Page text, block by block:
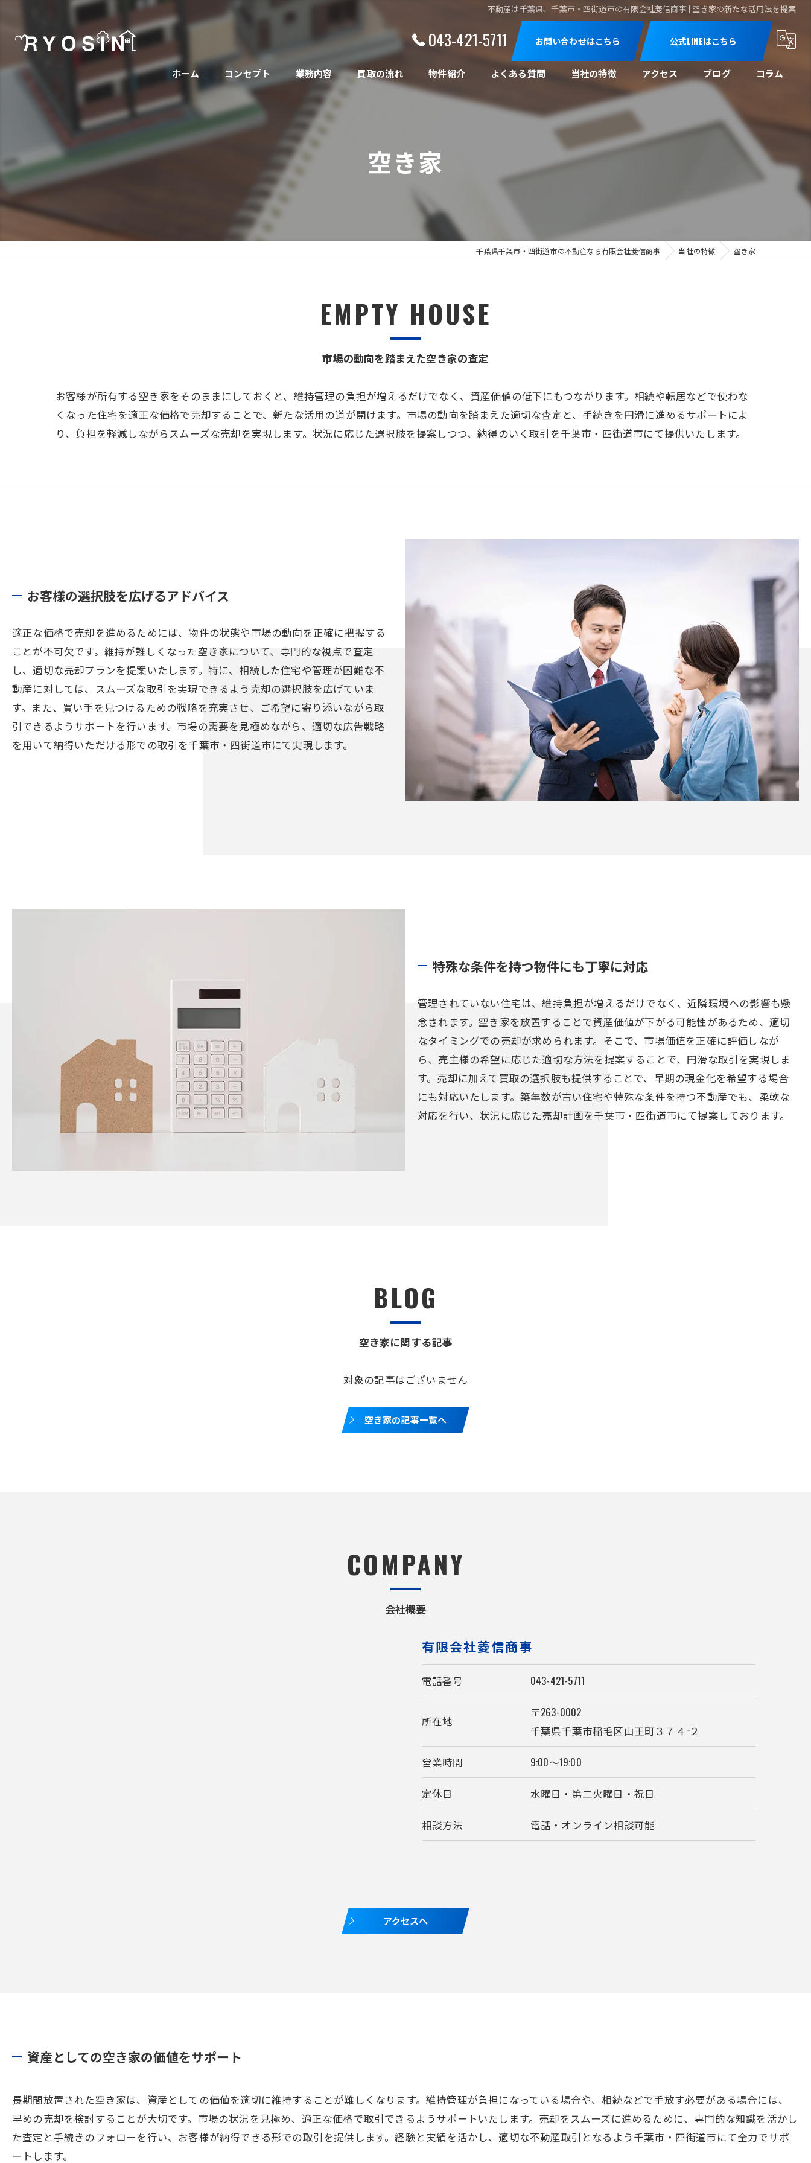
不動産は千葉県、千葉市・四街道市の有限会社菱信商事 | 空き家の新たな活用法を提案
043-421-5711 お問い合わせはこちら 公式LINEはこちら
ホーム コンセプト 業務内容 買取の流れ 物件紹介 よくある質問 当社の特徴
売買
アクセス ブログ コラム
空き家
千葉県千葉市・四街道市の不動産なら有限会社菱信商事 当社の特徴 空き家
市場の動向を踏まえた空き家の査定
EMPTY HOUSE
お客様が所有する空き家をそのままにしておくと、維持管理の負担が増えるだけでなく、資産価値の低下にもつながります。相続や転居などで使わな
くなった住宅を適正な価格で売却することで、新たな活用の道が開けます。市場の動向を踏まえた適切な査定と、手続きを円滑に進めるサポートによ
り、負担を軽減しながらスムーズな売却を実現します。状況に応じた選択肢を提案しつつ、納得のいく取引を千葉市・四街道市にて提供いたします。
お客様の選択肢を広げるアドバイス
適正な価格で売却を進めるためには、物件の状態や市場の動向を正確に把握する
ことが不可欠です。維持が難しくなった空き家について、専門的な視点で査定
し、適切な売却プランを提案いたします。特に、相続した住宅や管理が困難な不
動産に対しては、スムーズな取引を実現できるよう売却の選択肢を広げていま
す。また、買い手を見つけるための戦略を充実させ、ご希望に寄り添いながら取
引できるようサポートを行います。市場の需要を見極めながら、適切な広告戦略
を用いて納得いただける形での取引を千葉市・四街道市にて実現します。
特殊な条件を持つ物件にも丁寧に対応
管理されていない住宅は、維持負担が増えるだけでなく、近隣環境への影響も懸
念されます。空き家を放置することで資産価値が下がる可能性があるため、適切
なタイミングでの売却が求められます。そこで、市場価値を正確に評価しなが
ら、売主様の希望に応じた適切な方法を提案することで、円滑な取引を実現しま
す。売却に加えて買取の選択肢も提供することで、早期の現金化を希望する場合
にも対応いたします。築年数が古い住宅や特殊な条件を持つ不動産でも、柔軟な
対応を行い、状況に応じた売却計画を千葉市・四街道市にて提案しております。
BLOG
空き家に関する記事
対象の記事はございません
空き家の記事一覧へ
COMPANY
会社概要
有限会社菱信商事
電話番号 043-421-5711
所在地
〒263-0002
千葉県千葉市稲毛区山王町３７４−２
営業時間 9:00～19:00
定休日 水曜日・第二火曜日・祝日
相談方法 電話・オンライン相談可能
アクセスへ
資産としての空き家の価値をサポート
長期間放置された空き家は、資産としての価値を適切に維持することが難しくなります。維持管理が負担になっている場合や、相続などで手放す必要がある場合には、
早めの売却を検討することが大切です。市場の状況を見極め、適正な価格で取引できるようサポートいたします。売却をスムーズに進めるために、専門的な知識を活かし
た査定と手続きのフォローを行い、お客様が納得できる形での取引を提供します。経験と実績を活かし、適切な不動産取引となるよう千葉市・四街道市にて全力でサポ
ートします。